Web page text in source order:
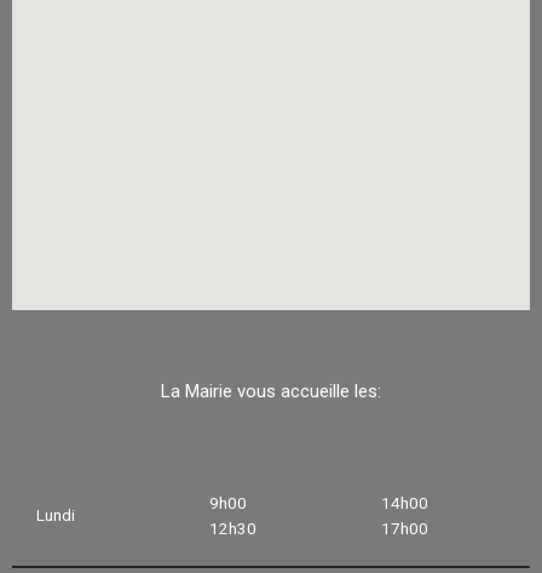
La Mairie vous accueille les:
Lundi
9h00
12h30
14h00
17h00